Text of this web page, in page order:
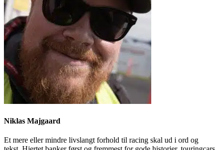
Niklas Majgaard
Et mere eller mindre livslangt forhold til racing skal ud i ord og